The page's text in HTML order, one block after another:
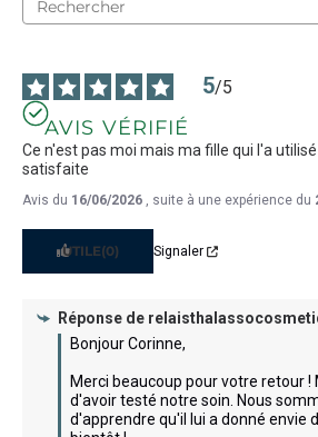
5/5
AVIS VÉRIFIÉ
Ce n'est pas moi mais ma fille qui l'a
satisfaite
Avis du 16/06/2026 , suite à une expérience du
UTILE(0) Signaler
Réponse de
Bonjour Corinne,
Merci beaucoup pour votre retour !
d'avoir testé notre soin. Nous
d'apprendre qu'il lui a donné envie